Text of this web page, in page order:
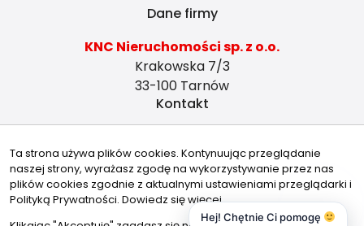
Dane firmy
KNC Nieruchomości sp. z o.o.
Krakowska 7/3
33-100 Tarnów
Kontakt
728491864
Znajdziesz nas tu
Ta strona używa plików cookies. Kontynuując przeglądanie
naszej strony, wyrażasz zgodę na wykorzystywanie przez nas
plików cookies zgodnie z aktualnymi ustawieniami przeglądarki i
Polityką Prywatności. Dowiedz się więcej
Hej! Chętnie Ci pomogę